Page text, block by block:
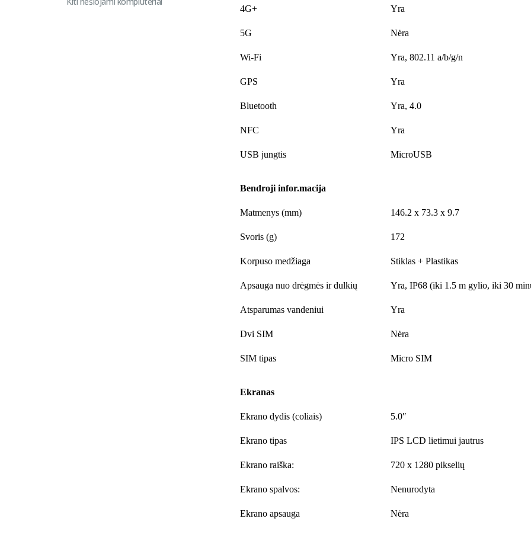
4G+ Yra
5G Nėra
Wi-Fi Yra, 802.11 a/b/g/n
GPS Yra
Bluetooth Yra, 4.0
NFC Yra
USB jungtis MicroUSB
Bendroji infor.macija
Matmenys (mm) 146.2 x 73.3 x 9.7
Svoris (g) 172
Korpuso medžiaga Stiklas + Plastikas
Apsauga nuo drėgmės ir dulkių Yra, IP68 (iki 1.5 m gylio, iki 30
Atsparumas vandeniui Yra
Dvi SIM Nėra
SIM tipas Micro SIM
Ekranas
Ekrano dydis (coliais) 5.0″
Ekrano tipas IPS LCD lietimui jautrus
Ekrano raiška: 720 x 1280 pikselių
Ekrano spalvos: Nenurodyta
Ekrano apsauga Nėra